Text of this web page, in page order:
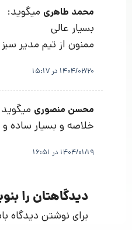
محمد طاهری میگوید:
بسیار عالی
ممنون از تیم مدیر سبز
1404/02/20 در 15:17
محسن منصوری
خلاصه و بسیار ساده و
1404/01/19 در 16:51
دیدگاهتان را
برای نوشتن دیدگاه